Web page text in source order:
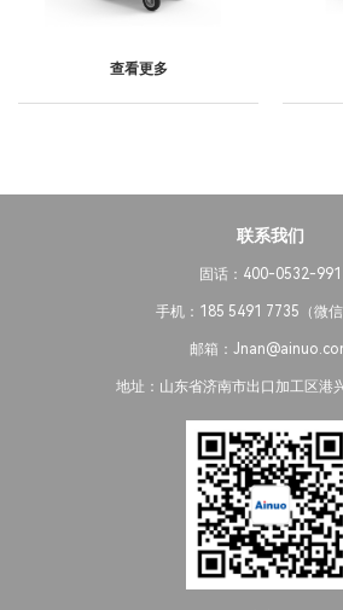
查看更多
联系我们
固话：400-0532-991
手机：185 5491 7735（微信
邮箱：
地址：山东省济南市出口加工区港